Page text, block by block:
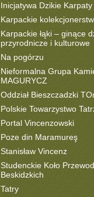
Inicjatywa Dzikie Karpaty
Karpackie
Karpackie łąki – ginące
przyrodnicze i kulturowe
Na pogórzu
Nieformalna Grupa
MAGURYCZ
Oddział Bieszczadzki
Polskie Towarzystwo
Portal Vincenzowski
Poze din Maramureş
Stanisław Vincenz
Studenckie Koło
Beskidzkich
Tatry